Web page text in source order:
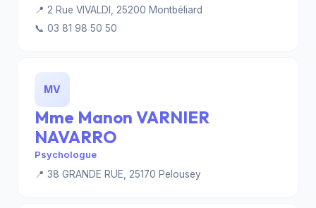
📍 2 Rue VIVALDI, 25200 Montbéliard
📞 03 81 98 50 50
MV
Mme Manon VARNIER
NAVARRO
Psychologue
📍 38 GRANDE RUE, 25170 Pelousey